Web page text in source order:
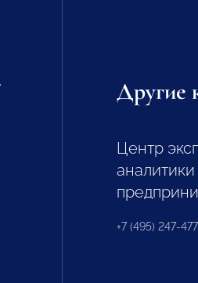
Другие
Центр
+7 (495) 247-